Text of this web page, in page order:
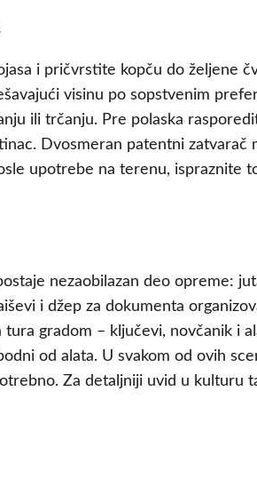
i pričvrstite kopču do željene
visinu po sopstvenim
ili trčanju. Pre polaska
Dvosmeran patentni
upotrebe na terenu, ispraznite
nezaobilazan deo opreme:
i džep za dokumenta
gradom – ključevi, novčanik i
od alata. U svakom od ovih
Za detaljniji uvid u kulturu